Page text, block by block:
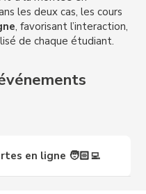
les deux cas, les cours
, favorisant l’interaction,
de chaque étudiant.
en ligne 🧑🏻‍💻